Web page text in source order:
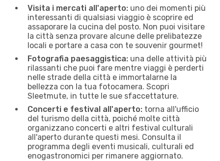
Visita i mercati all'aperto: uno dei momenti più
interessanti di qualsiasi viaggio è scoprire ed
assaporare la cucina del posto. Non puoi visitare
la città senza provare alcune delle prelibatezze
locali e portare a casa con te souvenir gourmet!
Fotografia paesaggistica: una delle attività più
rilassanti che puoi fare mentre viaggi è perderti
nelle strade della città e immortalarne la
bellezza con la tua fotocamera. Scopri
Sleetmute, in tutte le sue sfaccettature.
Concerti e festival all'aperto: torna all'ufficio
del turismo della città, poiché molte città
organizzano concerti e altri festival culturali
all'aperto durante questi mesi. Consulta il
programma degli eventi musicali, culturali ed
enogastronomici per rimanere aggiornato.